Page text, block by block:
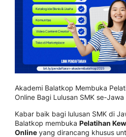
Akademi Balatkop Membuka
Online Bagi Lulusan SMK se-Jawa
Kabar baik bagi lulusan SMK di
Balatkop membuka Pelatihan
Online yang dirancang khusus